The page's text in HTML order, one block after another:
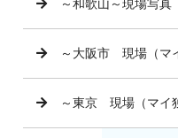
～和歌山～現場写真
～大阪市 現場（マ
～東京 現場（マイ